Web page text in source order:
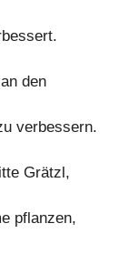
den
verbessern.
Grätzl,
pflanzen,